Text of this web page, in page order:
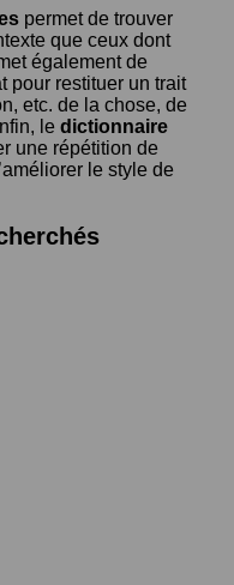
permet de trouver
que ceux dont
également de
pour restituer un trait
etc. de la chose, de
le dictionnaire
une répétition de
le style de